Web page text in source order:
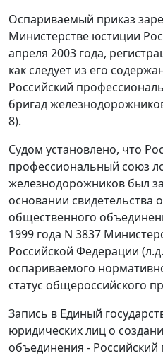
Оспариваемый приказ
Министерстве юстиции
апреля 2003 года,
как следует из его
Российский
бригад
8).
Судом установлено, что
профессиональный союз
железнодорожников был
основании свидетельства
общественного
1999 года N 3837
Российской Федерации
оспариваемого
статус общероссийского
Запись в Единый
юридических лиц о
объединения -